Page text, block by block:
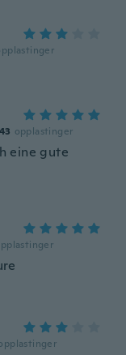
opplastinger
eine gute